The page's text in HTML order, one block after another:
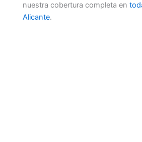
nuestra cobertura completa en
Alicante.